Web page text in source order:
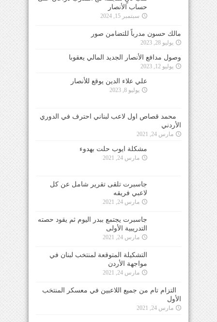
سبتمبر 15, 2024
يوليو 28, 2023
وصول مدافع الأنصار الجديد المالي يعقوبا
يوليو 12, 2023
علي علاء الدين يوقع للأنصار
يوليو 8, 2023
مارس 24, 2021
مشكلة ايوب حلت بهدوء
مارس 24, 2021
لاعبي فريقه
مارس 24, 2021
التدريبية الأولى
مارس 24, 2021
التزام تام من جميع اللاعبين في معسكر المنتخب